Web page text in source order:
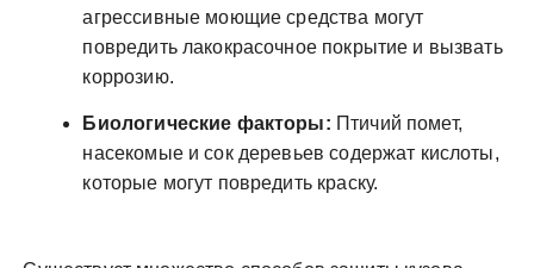
агрессивные моющие средства могут
повредить лакокрасочное покрытие и вызвать
коррозию.
Биологические факторы: Птичий помет,
насекомые и сок деревьев содержат кислоты,
которые могут повредить краску.